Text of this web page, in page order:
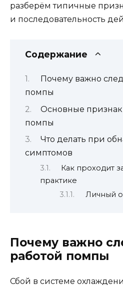
разберём типичные
и последовательность
Содержание
Почему важно
помпы
Основные
помпы
Что делать при
симптомов
Как проходит
практике
Личный
Почему важно
работой помпы
Сбой в системе